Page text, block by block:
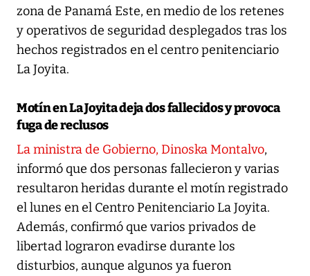
zona de Panamá Este, en medio de los retenes
y operativos de seguridad desplegados tras los
hechos registrados en el centro penitenciario
La Joyita.
Motín en La Joyita deja dos fallecidos y provoca
fuga de reclusos
La ministra de Gobierno, Dinoska Montalvo,
informó que dos personas fallecieron y varias
resultaron heridas durante el motín registrado
el lunes en el Centro Penitenciario La Joyita.
Además, confirmó que varios privados de
libertad lograron evadirse durante los
disturbios, aunque algunos ya fueron